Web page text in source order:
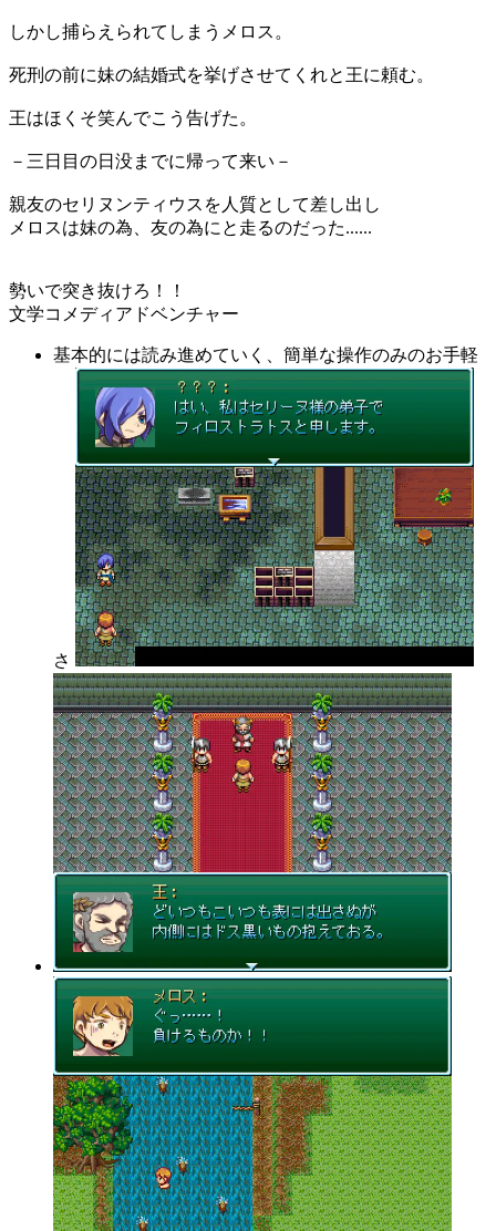
しかし捕らえられてしまうメロス。
死刑の前に妹の結婚式を挙げさせてくれと王に頼む。
王はほくそ笑んでこう告げた。
－三日目の日没までに帰って来い－
親友のセリヌンティウスを人質として差し出し
メロスは妹の為、友の為にと走るのだった......
勢いで突き抜けろ！！
文学コメディアドベンチャー
基本的には読み進めていく、簡単な操作のみのお手軽
さ